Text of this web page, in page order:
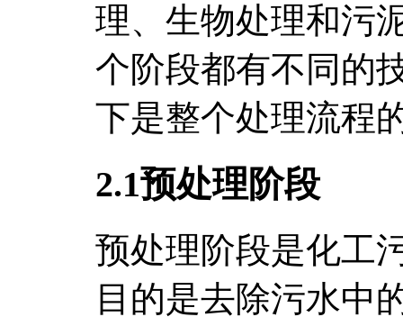
理、生物处理和污
个阶段都有不同的
下是整个处理流程
2.1预处理阶段
预处理阶段是化工
目的是去除污水中